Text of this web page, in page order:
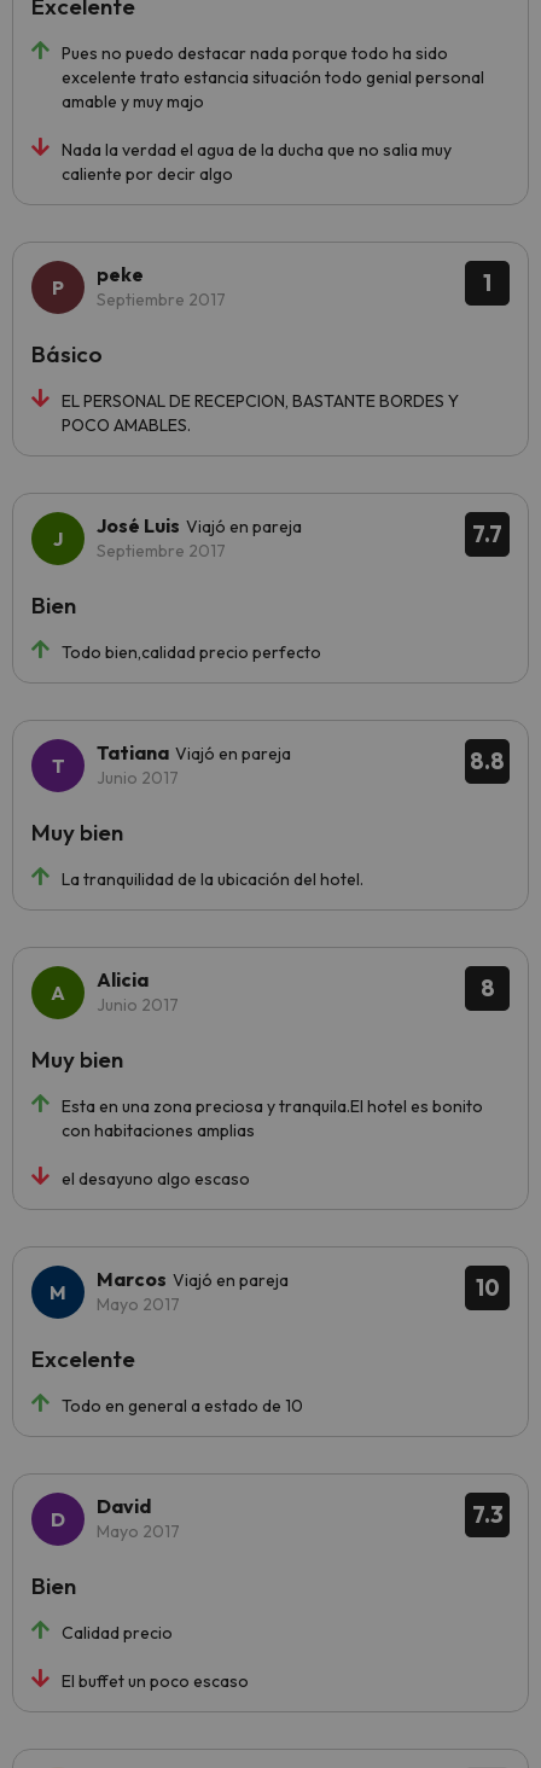
Pues no puedo destacar nada porque todo ha sido
excelente trato estancia situación todo genial personal
amable y muy majo
Nada la verdad el agua de la ducha que no salia muy
caliente por decir algo
Excelente
1
peke
Septiembre 2017
EL PERSONAL DE RECEPCION, BASTANTE BORDES Y
POCO AMABLES.
Básico
7.7
José Luis Viajó en pareja
Septiembre 2017
Todo bien,calidad precio perfecto
Bien
8.8
Tatiana Viajó en pareja
Junio 2017
La tranquilidad de la ubicación del hotel.
Muy bien
8
Alicia
Junio 2017
Esta en una zona preciosa y tranquila.El hotel es bonito
con habitaciones amplias
el desayuno algo escaso
Muy bien
10
Marcos Viajó en pareja
Mayo 2017
Todo en general a estado de 10
Excelente
7.3
David
Mayo 2017
Calidad precio
El buffet un poco escaso
Bien